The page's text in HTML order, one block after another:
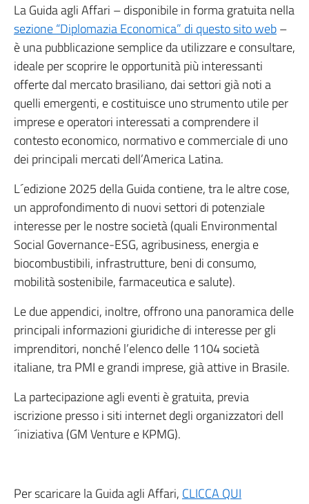
La Guida agli Affari – disponibile in forma gratuita nella
sezione “Diplomazia Economica” di questo sito web–
è una pubblicazione semplice da utilizzare e consultare,
ideale per scoprire le opportunità più interessanti
offerte dal mercato brasiliano, dai settori già noti a
quelli emergenti, e costituisce uno strumento utile per
imprese e operatori interessati a comprendere il
contesto economico, normativo e commerciale di uno
dei principali mercati dell’America Latina.
L´edizione 2025 della Guida contiene, tra le altre cose,
un approfondimento di nuovi settori di potenziale
interesse per le nostre società (quali Environmental
Social Governance-ESG, agribusiness, energia e
biocombustibili, infrastrutture, beni di consumo,
mobilità sostenibile, farmaceutica e salute).
Le due appendici, inoltre, offrono una panoramica delle
principali informazioni giuridiche di interesse per gli
imprenditori, nonché l’elenco delle 1104 società
italiane, tra PMI e grandi imprese, già attive in Brasile.
La partecipazione agli eventi è gratuita, previa
iscrizione presso i siti internet degli organizzatori dell
´iniziativa (GM Venture e KPMG).
Per scaricare la Guida agli Affari, CLICCA QUI